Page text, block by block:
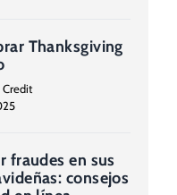
Thanksgiving
Credit
fraudes en sus
consejos